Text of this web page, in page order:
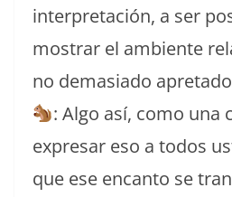
interpretación, a ser
mostrar el ambiente
no demasiado apretado
: Algo así, como una
expresar eso a todos
que ese encanto se